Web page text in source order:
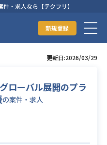
・求人なら【テクフリ】
新規登録
更新日:2026/03/29
ローバル展開のプラ
の案件・求人